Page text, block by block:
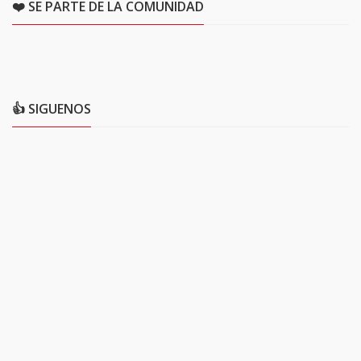
❤️ SE PARTE DE LA COMUNIDAD
👍 SIGUENOS